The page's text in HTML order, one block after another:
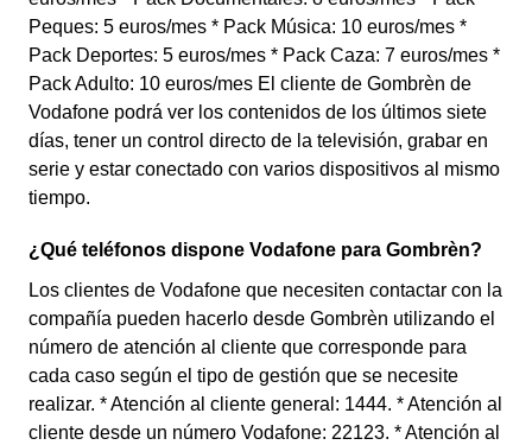
Peques: 5 euros/mes * Pack Música: 10 euros/mes *
Pack Deportes: 5 euros/mes * Pack Caza: 7 euros/mes *
Pack Adulto: 10 euros/mes El cliente de Gombrèn de
Vodafone podrá ver los contenidos de los últimos siete
días, tener un control directo de la televisión, grabar en
serie y estar conectado con varios dispositivos al mismo
tiempo.
¿Qué teléfonos dispone Vodafone para Gombrèn?
Los clientes de Vodafone que necesiten contactar con la
compañía pueden hacerlo desde Gombrèn utilizando el
número de atención al cliente que corresponde para
cada caso según el tipo de gestión que se necesite
realizar. * Atención al cliente general: 1444. * Atención al
cliente desde un número Vodafone: 22123. * Atención al